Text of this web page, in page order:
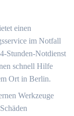
einen
im Notfall
Stunden-Notdienst
schnell Hilfe
Ort in Berlin.​
Werkzeuge